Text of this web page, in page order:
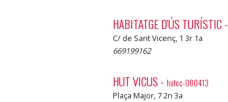
HABITATGE D'ÚS TURÍSTIC-
C/ de Sant Vicenç, 1 3r 1a
669199162
HUT VICUS - hutcc-000413
Plaça Major, 7 2n 3a